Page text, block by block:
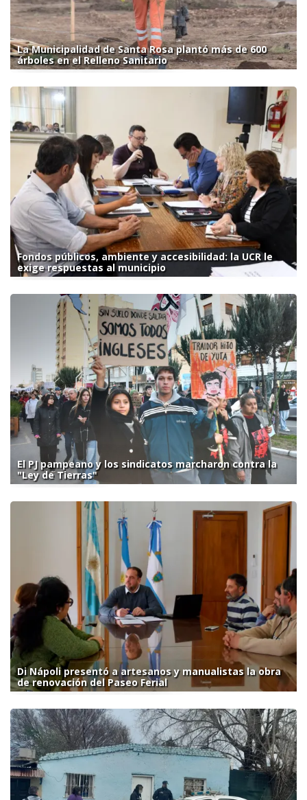
La Municipalidad de Santa Rosa plantó más de 600
árboles en el Relleno Sanitario
Fondos públicos, ambiente y accesibilidad: la UCR le
exige respuestas al municipio
El PJ pampeano y los sindicatos marcharon contra la
"Ley de Tierras"
Di Nápoli presentó a artesanos y manualistas la obra
de renovación del Paseo Ferial